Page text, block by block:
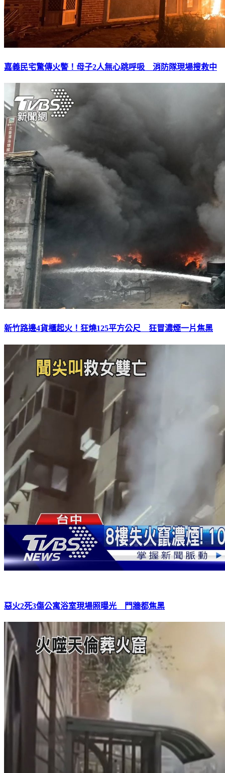
嘉義民宅驚傳火警！母子2人無心跳呼吸 消防隊現場搜救中
新竹路邊4貨櫃起火！狂燒125平方公尺 狂冒濃煙一片焦黑
惡火2死3傷公寓浴室現場照曝光 門牆都焦黑